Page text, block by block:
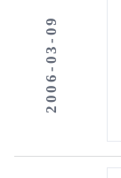
2006-03-09